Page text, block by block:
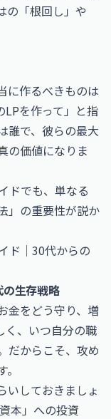
の「根回し」や
に作るべきものは
LPを作って」と指
誰で、彼らの最大
の価値になりま
ドでも、単なる
」の重要性が説か
ド｜30代からの
生存戦略
金をどう守り、増
く、いつ自分の職
だからこそ、攻め
いしておきましょ
本」への投資